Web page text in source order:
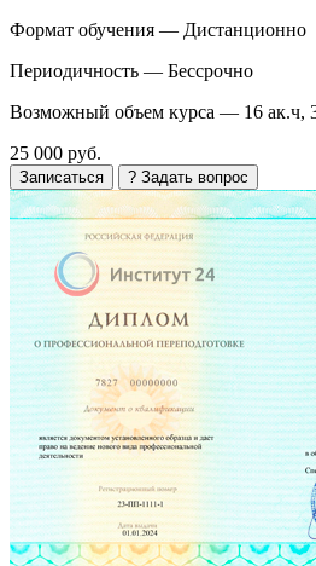
Формат обучения — Дистанционно
Периодичность — Бессрочно
Возможный объем курса — 16 ак.ч,
25 000 руб.
Записаться ? Задать вопрос